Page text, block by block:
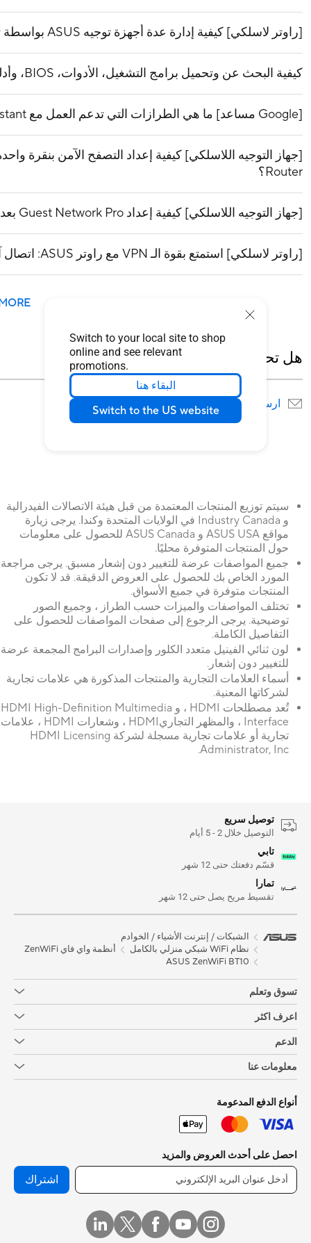
Switch to your local site to shop
online and see relevant
promotions.
البقاء هنا
Switch to the US website
هل تحتاج للمُساعدة ؟
ارسل لنا البحث عن مواقع الخدمة
[راوتر لاسلكي] كيفية إدارة عدة أجهزة توجيه ASUS بواسطة تطبيق جهاز التوجيه ASUS؟
كيفية البحث عن وتحميل برامج التشغيل، الأدوات، BIOS، وأدلة المستخدم
[Google مساعد] ما هي الطرازات التي تدعم العمل مع Google Assistant؟
Router؟
[جهاز التوجيه اللاسلكي] كيفية إعداد Guest Network Pro بعد تعديل وظيفة الشبكة اللاسلكية؟
[راوتر لاسلكي] استمتع بقوة الـ VPN مع راوتر ASUS: اتصال آمن، خاص، وسلس
سيتم توزيع المنتجات المعتمدة من قبل هيئة الاتصالات الفيدرالية
و Industry Canada في الولايات المتحدة وكندا. يرجى زيارة
مواقع ASUS USA و ASUS Canada للحصول على معلومات
حول المنتجات المتوفرة محليًا.
جميع المواصفات عرضة للتغيير دون إشعار مسبق. يرجى مراجعة
المورد الخاص بك للحصول على العروض الدقيقة. قد لا تكون
المنتجات متوفرة في جميع الأسواق.
تختلف المواصفات والميزات حسب الطراز ، وجميع الصور
توضيحية. يرجى الرجوع إلى صفحات المواصفات للحصول على
التفاصيل الكاملة.
لون ثنائي الفينيل متعدد الكلور وإصدارات البرامج المجمعة عرضة
للتغيير دون إشعار.
أسماء العلامات التجارية والمنتجات المذكورة هي علامات تجارية
لشركاتها المعنية.
تُعد مصطلحات HDMI ، و HDMI High-Definition Multimedia
Interface ، والمظهر التجاريHDMI ، وشعارات HDMI ، علامات
تجارية أو علامات تجارية مسجلة لشركة HDMI Licensing
Administrator, Inc.
توصيل سريع
التوصيل خلال 2 - 5 أيام
تابي
قسّم دفعتك حتى 12 شهر
تمارا
تقسيط مريح يصل حتى 12 شهر
الشبكات / إنترنت الأشياء / الخوادم
نظام WiFi شبكي منزلي بالكامل
أنظمة واي فاي ZenWiFi
ASUS ZenWiFi BT10
تسوق وتعلم
اعرف اكثر
الدعم
معلومات عنا
أنواع الدفع المدعومة
احصل على أحدث العروض والمزيد
اشتراك